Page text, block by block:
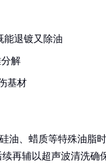
能退镀又除油
解
基材
油、蜡质等特殊油脂
再辅以超声波清洗确